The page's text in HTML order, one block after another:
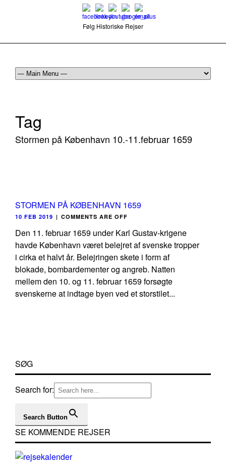
Følg Historiske Rejser
Tag
Stormen på København 10.-11.februar 1659
STORMEN PÅ KØBENHAVN 1659
10 FEB 2019 | COMMENTS ARE OFF
Den 11. februar 1659 under Karl Gustav-krigene
havde København været belejret af svenske tropper
i cirka et halvt år. Belejringen skete i form af
blokade, bombardementer og angreb. Natten
mellem den 10. og 11. februar 1659 forsøgte
svenskerne at indtage byen ved et storstilet...
SØG
Search for:
Search Button
SE KOMMENDE REJSER